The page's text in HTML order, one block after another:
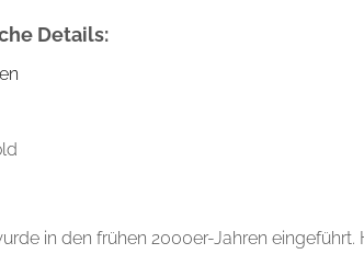
Details:
in den frühen 2000er-Jahren